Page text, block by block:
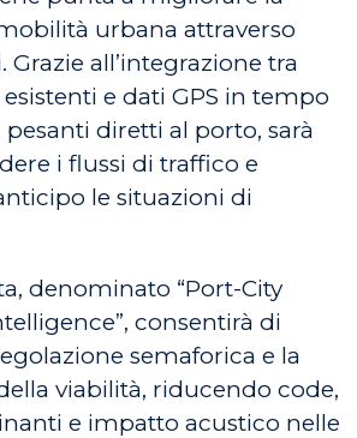
urbana attraverso
Grazie all’integrazione tra
e dati GPS in tempo
diretti al porto, sarà
i flussi di traffico e
le situazioni di
denominato “Port-City
consentirà di
semaforica e la
viabilità, riducendo code,
e impatto acustico nelle